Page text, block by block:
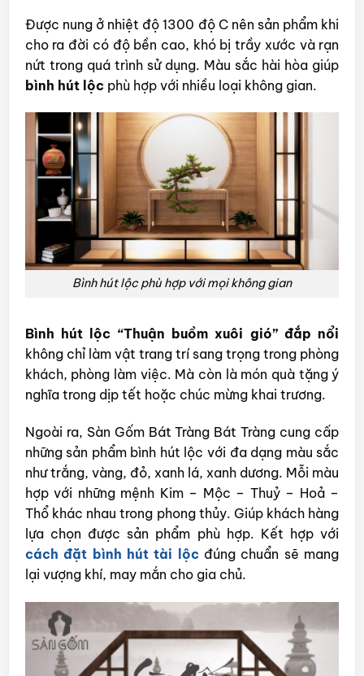
Được nung ở nhiệt độ 1300 độ C nên sản phẩm khi
cho ra đời có độ bền cao, khó bị trầy xước và rạn
nứt trong quá trình sử dụng. Màu sắc hài hòa giúp
bình hút lộc phù hợp với nhiều loại không gian.
Bình hút lộc phù hợp với mọi không gian
Bình hút lộc “Thuận buồm xuôi gió” đắp nổi
không chỉ làm vật trang trí sang trọng trong phòng
khách, phòng làm việc. Mà còn là món quà tặng ý
nghĩa trong dịp tết hoặc chúc mừng khai trương.
Ngoài ra, Sàn Gốm Bát Tràng Bát Tràng cung cấp
những sản phẩm bình hút lộc với đa dạng màu sắc
như trắng, vàng, đỏ, xanh lá, xanh dương. Mỗi màu
hợp với những mệnh Kim – Mộc – Thuỷ – Hoả –
Thổ khác nhau trong phong thủy. Giúp khách hàng
lựa chọn được sản phẩm phù hợp. Kết hợp với
cách đặt bình hút tài lộc đúng chuẩn sẽ mang
lại vượng khí, may mắn cho gia chủ.